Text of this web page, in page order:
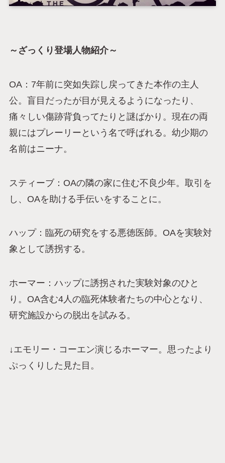
～ざっくり登場人物紹介～
OA：7年前に突如失踪し戻ってきた本作の主人
公。盲目だったが目が見えるようになったり、
痛々しい傷跡背負ってたりと謎ばかり。現在の両
親にはプレーリーという名で呼ばれる。幼少期の
名前はニーナ。
スティーブ：OAの隣の家に住む不良少年。取引を
し、OAを助ける手伝いをすることに。
ハップ：臨死の研究をする悪徳医師。OAを実験対
象として誘拐する。
ホーマー：ハップに誘拐された実験対象のひと
り。OA含む4人の臨死体験者たちの中心となり、
研究施設からの脱出を試みる。
↓エモリー・コーエン演じるホーマー。思ったより
ぷっくりした見た目。